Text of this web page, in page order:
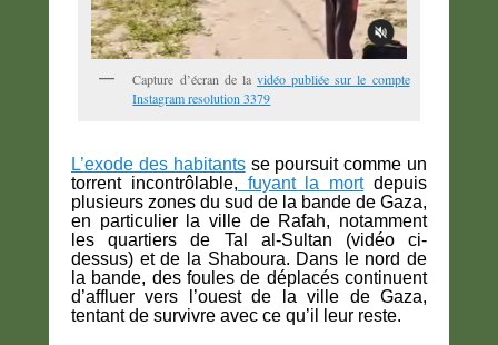
Capture d’écran de la vidéo publiée sur le compte
Instagram resolution 3379
L’exode des habitantsse poursuit comme un
torrent incontrôlable, fuyant la mortdepuis
plusieurs zones du sud de la bande de Gaza,
en particulier la ville de Rafah, notamment
les quartiers de Tal al-Sultan (vidéo ci-
dessus) et de la Shaboura. Dans le nord de
la bande, des foules de déplacés continuent
d’affluer vers l’ouest de la ville de Gaza,
tentant de survivre avec ce qu’il leur reste.